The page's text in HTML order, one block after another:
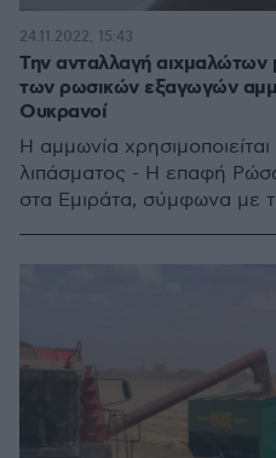
Την ανταλλαγή αιχμαλώτων
των ρωσικών εξαγωγών
Ουκρανοί
Η αμμωνία
λιπάσματος - Η επαφή
στα Εμιράτα, σύμφωνα με
24.11.2022, 15:43